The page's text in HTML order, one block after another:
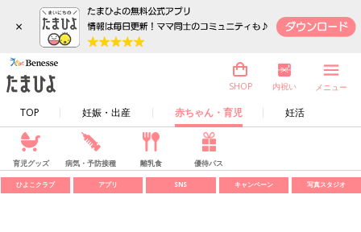
×
TOP 妊娠・出産 赤ちゃん・育児 妊活
SHOP 内祝い メニュー
育児グッズ 病気・予防接種 離乳食 優待パス
ひよこクラブ アプリ SNS キャンペーン 写真スタジオ